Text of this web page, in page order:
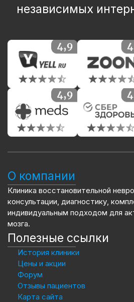
независимых
О компании
Клиника восстановительной
консультации, диагностику,
индивидуальным подходом для
мозга.
Полезные ссылки
История клиники
Цены и акции
Форум
Отзывы пациентов
Карта сайта